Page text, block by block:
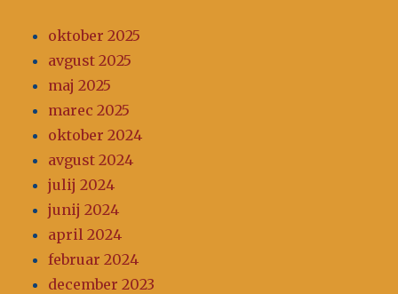
oktober 2025
avgust 2025
maj 2025
marec 2025
oktober 2024
avgust 2024
julij 2024
junij 2024
april 2024
februar 2024
december 2023